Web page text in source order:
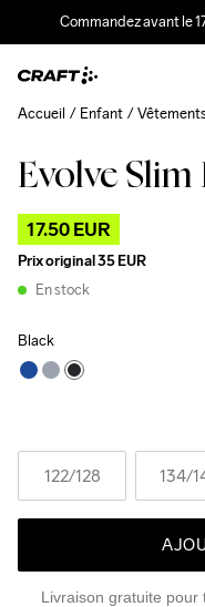
Commandez avant le
Evolve Slim
17.50 EUR
Prix original35 EUR
En stock
Black
122/128 134/
Livraison gratuite
Accueil Enfant
Outlet